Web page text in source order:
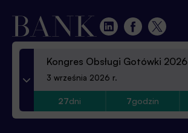
Kongres Obsługi Gotówki 2026
3 września 2026 r.
27dni 7godzin